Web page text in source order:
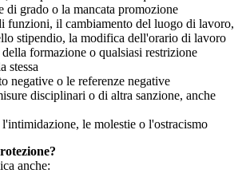
di grado o la mancata promozione
funzioni, il cambiamento del luogo di lavoro,
stipendio, la modifica dell'orario di lavoro
della formazione o qualsiasi restrizione
stessa
negative o le referenze negative
disciplinari o di altra sanzione, anche
le molestie o l'ostracismo
anche: